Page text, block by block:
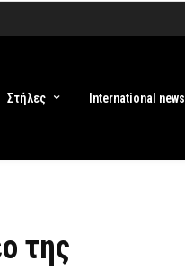
Στήλες International news
της